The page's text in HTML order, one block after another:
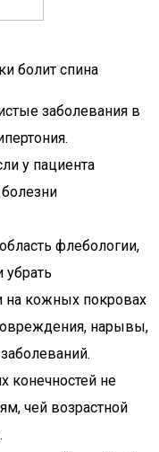
болит спина
заболевания в
у пациента
флебологии,
убрать
кожных покровах
нарывы,
конечностей не
чей возрастной